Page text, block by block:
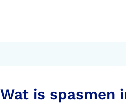
Wat is spasmen